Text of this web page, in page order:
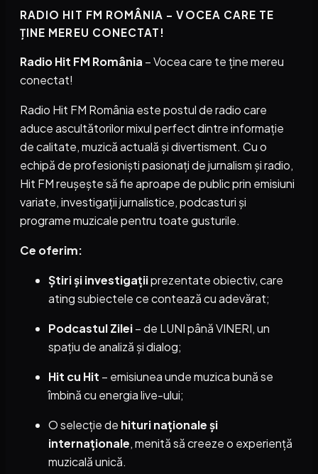
RADIO HIT FM ROMÂNIA – VOCEA CARE TE
ȚINE MEREU CONECTAT!
Radio Hit FM România – Vocea care te ține mereu
conectat!
Radio Hit FM România este postul de radio care
aduce ascultătorilor mixul perfect dintre informație
de calitate, muzică actuală și divertisment. Cu o
echipă de profesioniști pasionați de jurnalism și radio,
Hit FM reușește să fie aproape de public prin emisiuni
variate, investigații jurnalistice, podcasturi și
programe muzicale pentru toate gusturile.
Ce oferim:
Știri și investigațiiprezentate obiectiv, care
ating subiectele ce contează cu adevărat;
Podcastul Zilei– de LUNI până VINERI, un
spațiu de analiză și dialog;
Hit cu Hit – emisiunea unde muzica bună se
îmbină cu energia live-ului;
O selecție de hituri naționale și
internaționale, menită să creeze o experiență
muzicală unică.